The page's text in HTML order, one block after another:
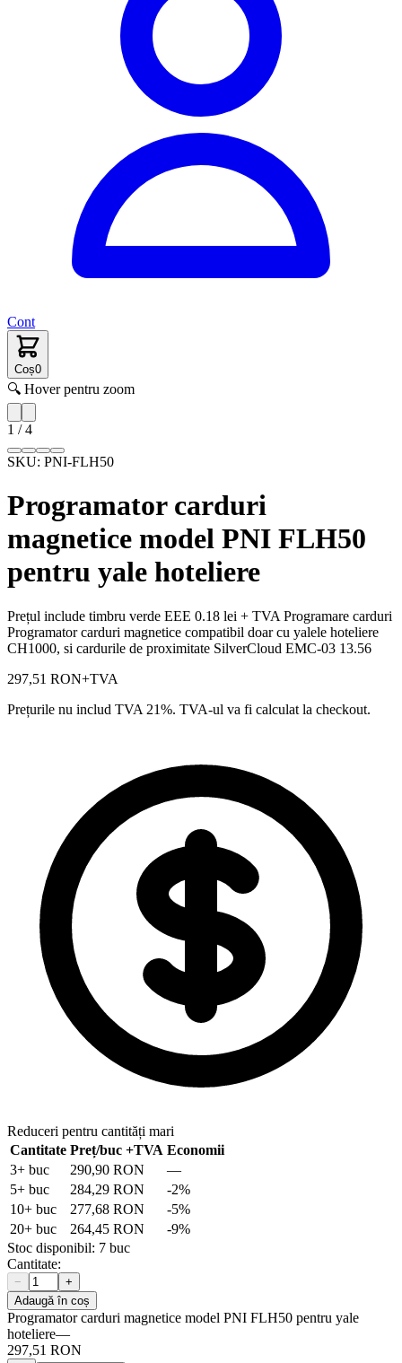
Cont
Coș0
🔍 Hover pentru zoom
1 /4
SKU: PNI-FLH50
Programator carduri
magnetice model PNI FLH50
pentru yale hoteliere
Prețul include timbru verde EEE 0.18 lei + TVA Programare carduri
Programator carduri magnetice compatibil doar cu yalele hoteliere
CH1000, si cardurile de proximitate SilverCloud EMC-03 13.56
297,51 RON+TVA
Prețurile nu includ TVA 21%. TVA-ul va fi calculat la checkout.
Reduceri pentru cantități mari
Cantitate Preț/buc +TVA Economii
3+ buc 290,90 RON
—
5+ buc 284,29 RON -2%
10+ buc 277,68 RON -5%
20+ buc 264,45 RON -9%
Stoc disponibil: 7 buc
Cantitate:
−
+
Adaugă în coș
Programator carduri magnetice model PNI FLH50 pentru yale
hoteliere—
297,51 RON